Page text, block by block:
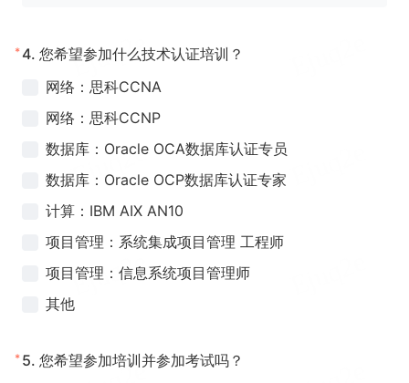
* 4. 您希望参加什么技术认证培训？
网络：思科CCNA
网络：思科CCNP
数据库：Oracle OCA数据库认证专员
数据库：Oracle OCP数据库认证专家
计算：IBM AIX AN10
项目管理：系统集成项目管理 工程师
项目管理：信息系统项目管理师
其他
* 5. 您希望参加培训并参加考试吗？